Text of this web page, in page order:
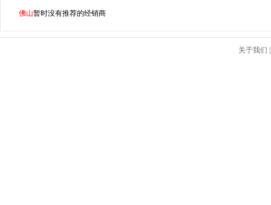
佛山暂时没有推荐的经销商
关于我们